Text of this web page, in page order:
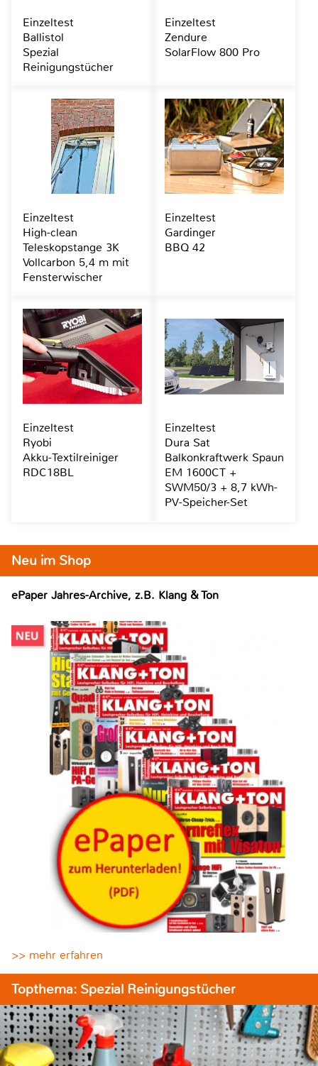
Neu im Shop
ePaper Jahres-Archive, z.B. Klang & Ton
>> mehr erfahren
Topthema: Spezial Reinigungstücher
Einzeltest
Ballistol
Spezial
Reinigungstücher
Einzeltest
Zendure
SolarFlow 800 Pro
Einzeltest
High-clean
Teleskopstange 3K
Vollcarbon 5,4 m mit
Fensterwischer
Einzeltest
Gardinger
BBQ 42
Einzeltest
Ryobi
Akku-Textilreiniger
RDC18BL
Einzeltest
Dura Sat
Balkonkraftwerk Spaun
EM 1600CT +
SWM50/3 + 8,7 kWh-
PV-Speicher-Set